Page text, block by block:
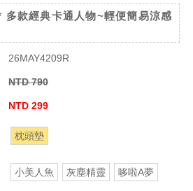
多款經典卡通人物~輕便簡易涼感
26MAY4209R
NTD 790
NTD 299
枕頭墊
小美人魚 灰塵精靈 哆啦A夢